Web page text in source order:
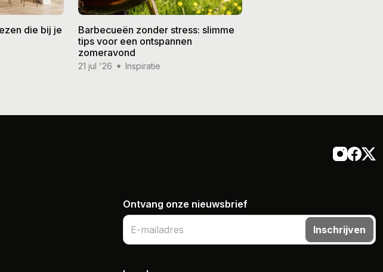
die bij je
Barbecueën zonder stress: slimme
tips voor een ontspannen
zomeravond
21 jul '26 Inspiratie
Ontvang onze nieuwsbrief
Inschrijven